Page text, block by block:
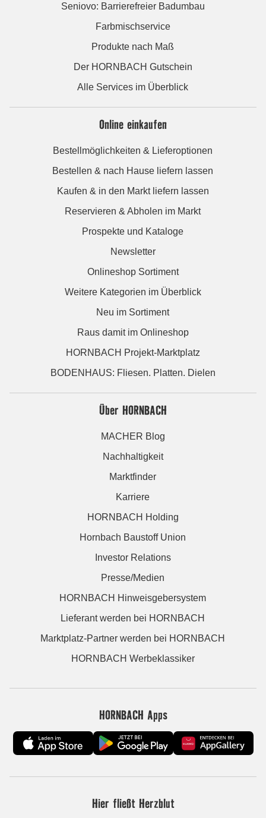
Seniovo: Barrierefreier Badumbau
Farbmischservice
Produkte nach Maß
Der HORNBACH Gutschein
Alle Services im Überblick
Online einkaufen
Bestellmöglichkeiten & Lieferoptionen
Bestellen & nach Hause liefern lassen
Kaufen & in den Markt liefern lassen
Reservieren & Abholen im Markt
Prospekte und Kataloge
Newsletter
Onlineshop Sortiment
Weitere Kategorien im Überblick
Neu im Sortiment
Raus damit im Onlineshop
HORNBACH Projekt-Marktplatz
BODENHAUS: Fliesen. Platten. Dielen
Über HORNBACH
MACHER Blog
Nachhaltigkeit
Marktfinder
Karriere
HORNBACH Holding
Hornbach Baustoff Union
Investor Relations
Presse/Medien
HORNBACH Hinweisgebersystem
Lieferant werden bei HORNBACH
Marktplatz-Partner werden bei HORNBACH
HORNBACH Werbeklassiker
HORNBACH Apps
Hier fließt Herzblut